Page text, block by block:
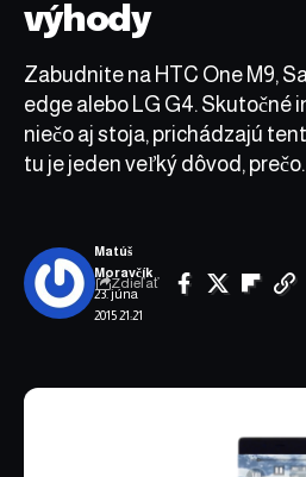
výhody
Zabudnite na HTC One M9,
edge alebo LG G4. Skutočné
niečo aj stoja, prichádzajú
tu je jeden veľký dôvod, prečo.
23. júna
2015 21:21
Matúš
Moravčík
Zdieľať